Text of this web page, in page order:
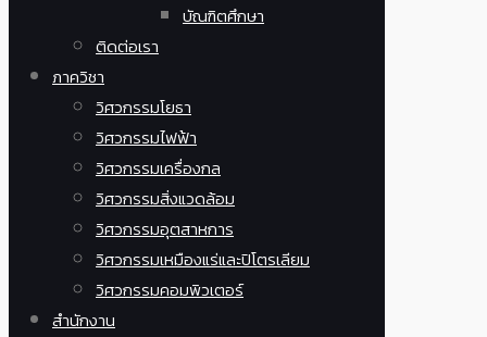
บัณฑิตศึกษา
ติดต่อเรา
ภาควิชา
วิศวกรรมโยธา
วิศวกรรมไฟฟ้า
วิศวกรรมเครื่องกล
วิศวกรรมสิ่งแวดล้อม
วิศวกรรมอุตสาหการ
วิศวกรรมเหมืองแร่และปิโตรเลียม
วิศวกรรมคอมพิวเตอร์
สำนักงาน